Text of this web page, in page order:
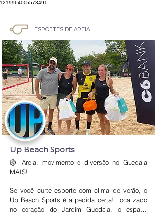
1219964005573491
ESPORTES DE AREIA
Up Beach Sports
🏐 Areia, movimento e diversão no Guedala
MAIS!
Se você curte esporte com clima de verão, o
Up Beach Sports é a pedida certa! Localizado
no coração do Jardim Guedala, o espaço